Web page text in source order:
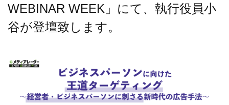
WEBINAR WEEK」にて、執行役員小
谷が登壇致します。